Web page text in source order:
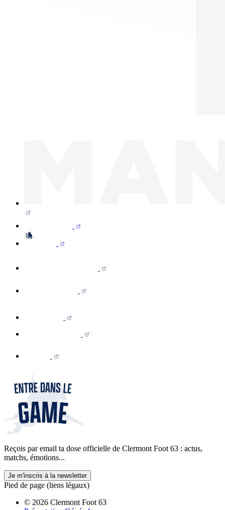
Reçois par email ta dose officielle de Clermont Foot 63 : actus,
matchs, émotions...
Je m'inscris à la newsletter
Pied de page (liens légaux)
© 2026 Clermont Foot 63